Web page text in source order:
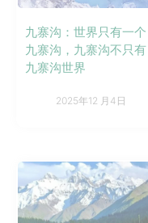
九寨沟：世界只有一个
九寨沟，九寨沟不只有
九寨沟世界
2025年12 月4日